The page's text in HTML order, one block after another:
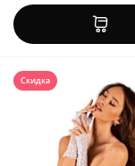
Скидка